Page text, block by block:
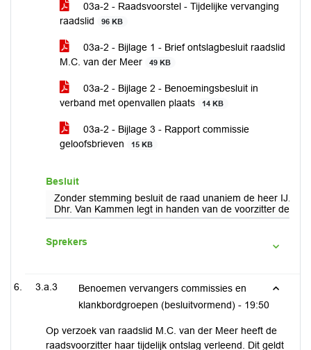
03a-2 - Raadsvoorstel - Tijdelijke vervanging
raadslid
96 KB
03a-2 - Bijlage 1 - Brief ontslagbesluit raadslid
M.C. van der Meer
49 KB
03a-2 - Bijlage 2 - Benoemingsbesluit in
verband met openvallen plaats
14 KB
03a-2 - Bijlage 3 - Rapport commissie
geloofsbrieven
15 KB
Besluit
Zonder stemming besluit de raad unaniem de heer IJ.
Dhr. Van Kammen legt in handen van de voorzitter de
Sprekers
3.a.3
Benoemen vervangers commissies en
klankbordgroepen (besluitvormend) - 19:50
Op verzoek van raadslid M.C. van der Meer heeft de
raadsvoorzitter haar tijdelijk ontslag verleend. Dit geldt